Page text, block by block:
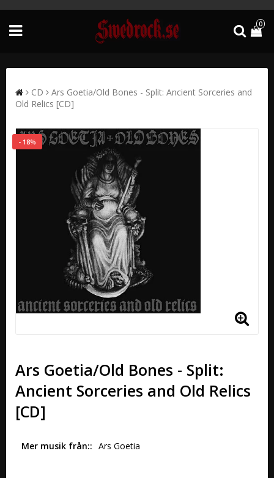
0
CD
Ars Goetia/Old Bones - Split: Ancient Sorceries and
Old Relics [CD]
- 18%
Ars Goetia/Old Bones - Split:
Ancient Sorceries and Old Relics
[CD]
Mer musik från: Ars Goetia